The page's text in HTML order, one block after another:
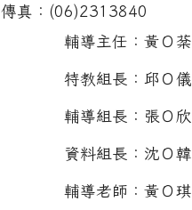
傳真：(06)2313840
輔導主任：黃Ｏ棻
特教組長：邱Ｏ儀
輔導組長：張Ｏ欣
資料組長：沈Ｏ韓
輔導老師：黃Ｏ琪